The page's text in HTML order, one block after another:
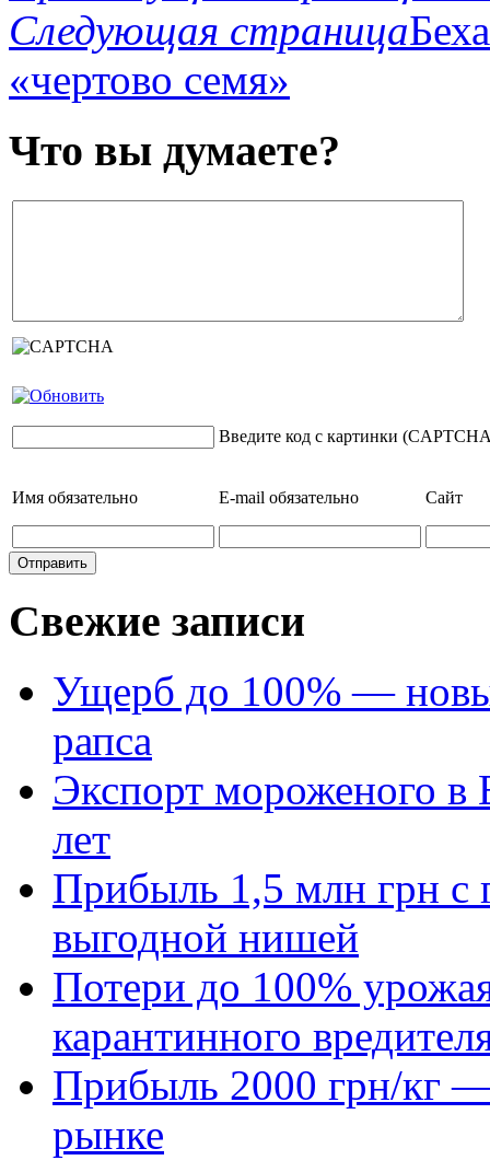
Следующая страница
«чертово семя»
Что вы думаете?
Введите код с картинки
Имя обязательно E-mail обязательно Сайт
Свежие записи
Ущерб до 100% —
рапса
Экспорт мороженого в
лет
Прибыль 1,5 млн грн с
выгодной нишей
Потери до 100%
карантинного
Прибыль 2000 грн/кг —
рынке